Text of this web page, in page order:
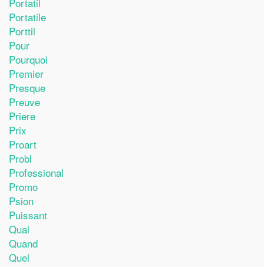
Portatile
Porttil
Pour
Pourquoi
Premier
Presque
Preuve
Priere
Prix
Proart
Probl
Professional
Promo
Psion
Puissant
Qual
Quand
Quel